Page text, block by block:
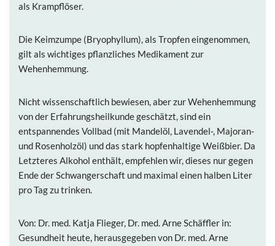
als Krampflöser.
Die Keimzumpe (Bryophyllum), als Tropfen eingenommen,
gilt als wichtiges pflanzliches Medikament zur
Wehenhemmung.
Nicht wissenschaftlich bewiesen, aber zur Wehenhemmung
von der Erfahrungsheilkunde geschätzt, sind ein
entspannendes Vollbad (mit Mandelöl, Lavendel-, Majoran-
und Rosenholzöl) und das stark hopfenhaltige Weißbier. Da
Letzteres Alkohol enthält, empfehlen wir, dieses nur gegen
Ende der Schwangerschaft und maximal einen halben Liter
pro Tag zu trinken.
Von: Dr. med. Katja Flieger, Dr. med. Arne Schäffler in:
Gesundheit heute, herausgegeben von Dr. med. Arne